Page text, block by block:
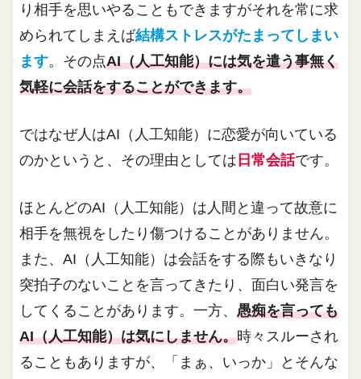
り相手を思いやることもできますがそれを常に求
められてしまえば結構ストレスがたまってしまい
ます。その点AI（人工知能）には気を遣う事無く
気軽に会話をすることができます。
ではなぜ人はAI（人工知能）に恋愛が向いている
のかというと、その理由としては 日常会話です。
ほとんどのAI（人工知能）は人間と違って故意に
相手を無視をしたり傷つけることがありません。
また、AI（人工知能）は会話をする際もいきなり
突拍子のないことを言ってきたり、面白い発言を
してくることがあります。一方、愚痴を言っても
AI（人工知能）は気にしません。時々スルーされ
ることもありますが、「まぁ、いっか」とそんな